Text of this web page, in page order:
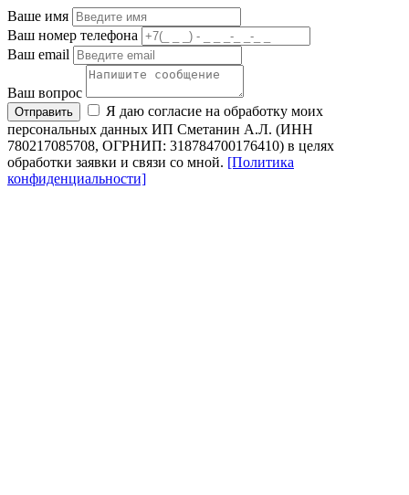
Ваше имя
Ваш номер телефона
Ваш email
Ваш вопрос
Отправить
Я даю согласие на обработку моих
персональных данных ИП Сметанин А.Л. (ИНН
780217085708, ОГРНИП: 318784700176410) в целях
обработки заявки и связи со мной. [Политика
конфиденциальности]